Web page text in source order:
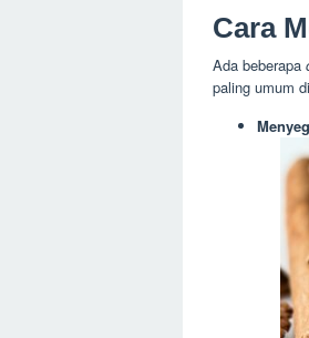
Cara
Ada beberapa
paling umum